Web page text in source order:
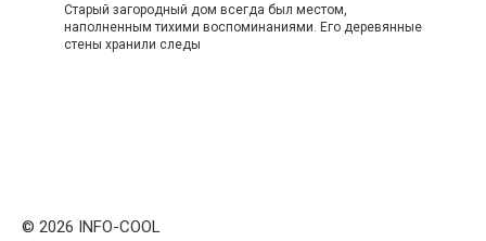
Старый загородный дом всегда был местом,
наполненным тихими воспоминаниями. Его деревянные
стены хранили следы
© 2026 INFO-COOL